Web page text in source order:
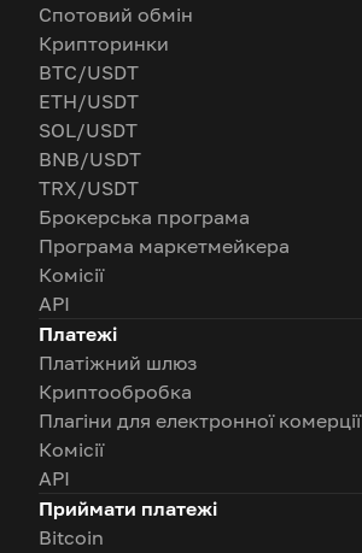
Спотовий обмін
Крипторинки
BTC/USDT
ETH/USDT
SOL/USDT
BNB/USDT
TRX/USDT
Брокерська програма
Програма маркетмейкера
Комісії
API
Платежі
Платіжний шлюз
Криптообробка
Плагіни для електронної комерції
Комісії
API
Приймати платежі
Bitcoin